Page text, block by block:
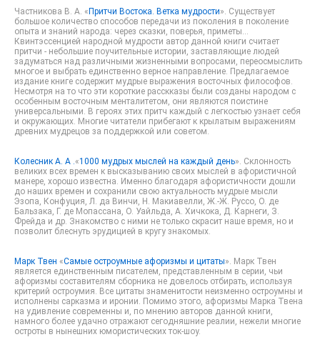
Частникова В. А. « Притчи Востока. Ветка мудрости». Существует
большое количество способов передачи из поколения в поколение
опыта и знаний народа: через сказки, поверья, приметы...
Квинтэссенцией народной мудрости автор данной книги считает
притчи - небольшие поучительные истории, заставляющие людей
задуматься над различными жизненными вопросами, переосмыслить
многое и выбрать единственно верное направление. Предлагаемое
издание книге содержит мудрые выражения восточных философов.
Несмотря на то что эти короткие расскказы были созданы народом с
особенным восточным менталитетом, они являются поистине
универсальными. В героях этих притч каждый с легкостью узнает себя
и окружающих. Многие читатели прибегают к крылатым выражениям
древних мудрецов за поддержкой или советом.
Колесник А. А .«1000 мудрых мыслей на каждый день». Склонность
великих всех времен к высказыванию своих мыслей в афористичной
манере, хорошо известна. Именно благодаря афористичности дошли
до наших времен и сохранили свою актуальность мудрые мысли
Эзопа, Конфуция, Л. да Винчи, Н. Макиавелли, Ж.-Ж. Руссо, О. де
Бальзака, Г. де Мопассана, О. Уайльда, А. Хичкока, Д. Карнеги, З.
Фрейда и др. Знакомство с ними не только скрасит наше время, но и
позволит блеснуть эрудицией в кругу знакомых.
Марк Твен «Самые остроумные афоризмы и цитаты». Марк Твен
является единственным писателем, представленным в серии, чьи
афоризмы составителям сборника не довелось отбирать, используя
критерий остроумия. Все цитаты знаменитости неизменно остроумны и
исполнены сарказма и иронии. Помимо этого, афоризмы Марка Твена
на удивление современны и, по мнению авторов данной книги,
намного более удачно отражают сегодняшние реалии, нежели многие
остроты в нынешних юмористических ток-шоу.